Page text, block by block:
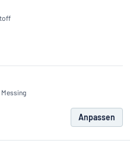
Messing
Anpassen